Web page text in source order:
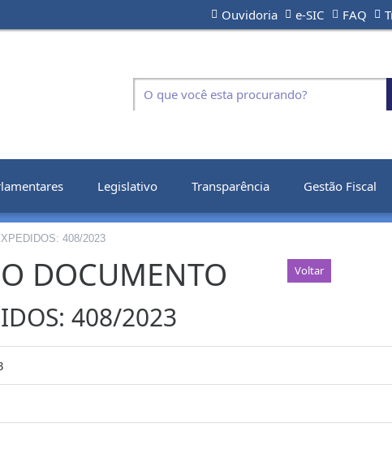
Ouvidoria e-SIC FAQ
Legislativo Transparência Gestão Fiscal
408/2023
DOCUMENTO Voltar
408/2023